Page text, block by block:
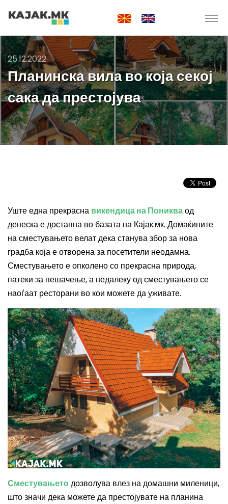
25.12.2022
Планинска вила во која секој
сака да престојува
Уште една прекрасна викендица на Поникваод
денеска е достапна во базата на Кајак.мк. Домаќините
на сместувањето велат дека станува збор за нова
градба која е отворена за посетители неодамна.
Сместувањето е опколено со прекрасна природа,
патеки за пешачење, а недалеку од сместувањето се
наоѓаат ресторани во кои можете да уживате.
Сместувањетодозволува влез на домашни миленици,
што значи дека можете да престојувате на планина